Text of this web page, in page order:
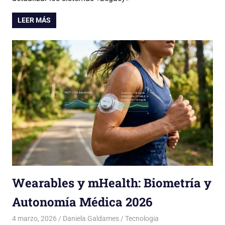
LEER MÁS
Wearables y mHealth: Biometría y
Autonomía Médica 2026
4 marzo, 2026 Daniela Galdames Tecnologia